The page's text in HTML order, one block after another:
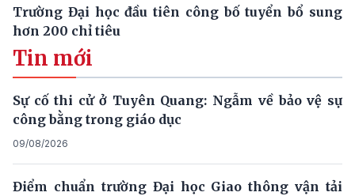
Trường Đại học đầu tiên công bố tuyển bổ sung
hơn 200 chỉ tiêu
Tin mới
Sự cố thi cử ở Tuyên Quang: Ngẫm về bảo vệ sự
công bằng trong giáo dục
09/08/2026
Điểm chuẩn trường Đại học Giao thông vận tải